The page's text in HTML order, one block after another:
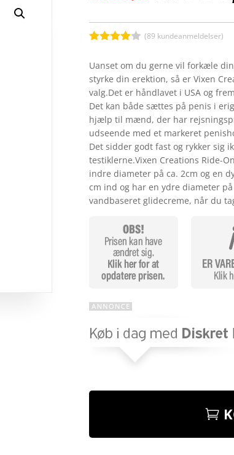
pris
var:
kr.
ud af 5
baseret
på
kundebed
ømmelse
r
(89 kundeanmeldelser)
Uanset om du gerne vil forkæle
styrke din erektion, så er Vixen
valg.Det er håndlavet i USA og
Det kan både sættes på penis i
hjælp til mænd, der har
udseende med et markeret
Det sidder godt fast og rykker sig
testiklerne.Vixen Creations Ride-
indre diameter på ca. 2cm og en
cm ind og har en ydre diameter
vandbaseret glidecreme, når du